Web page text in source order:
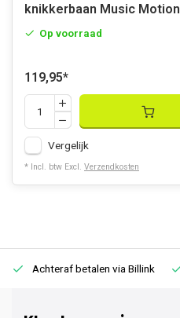
knikkerbaan Music Motion
Op voorraad
119,95*
Vergelijk
* Incl. btw Excl. Verzendkosten
Achteraf betalen via Billink